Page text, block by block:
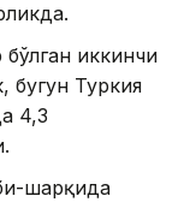
иккинчи
бугун Туркия
4,3
шарқида